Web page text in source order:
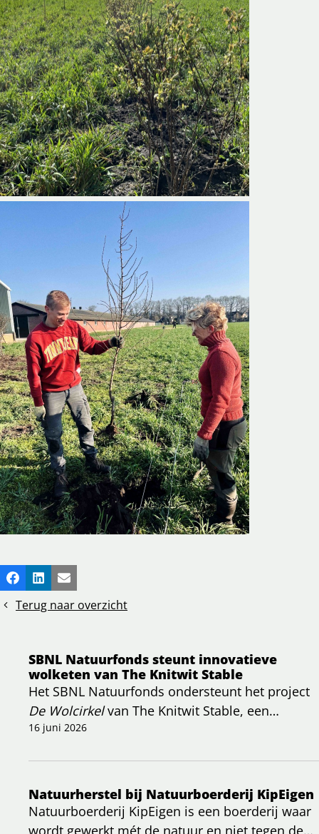
Deel
dit
bericht
Facebook
LinkedInE-mail
Terug naar overzicht
SBNL Natuurfonds steunt innovatieve
wolketen van The Knitwit Stable
Het SBNL Natuurfonds ondersteunt het project
De Wolcirkelvan The Knitwit Stable, een
initiatief dat zich richt op het herstellen van een
16 juni 2026
Natuurherstel bij Natuurboerderij KipEigen
Natuurboerderij KipEigen is een boerderij waar
wordt gewerkt mét de natuur en niet tegen de